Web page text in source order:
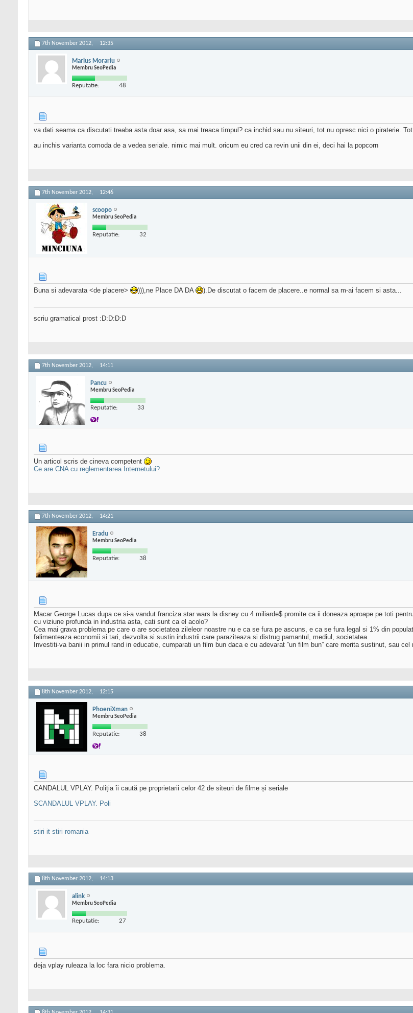
7th November 2012, 12:35
Marius Morariu
Membru SeoPedia
Reputatie: 48
va dati seama ca discutati treaba asta doar asa, sa mai treaca timpul? ca inchid sau nu siteuri, tot nu opresc nici o piraterie.
au inchis varianta comoda de a vedea seriale. nimic mai mult. oricum eu cred ca revin unii din ei, deci hai la popcorn
7th November 2012, 12:46
scoopo
Membru SeoPedia
Reputatie: 32
Buna si adevarata <de placere> ))),ne Place DA DA ).De discutat o facem de placere..e normal sa m-ai facem si asta...
scriu gramatical prost :D:D:D:D
7th November 2012, 14:11
Pancu
Membru SeoPedia
Reputatie: 33
Un articol scris de cineva competent
Ce are CNA cu reglementarea Internetului?
7th November 2012, 14:21
Eradu
Membru SeoPedia
Reputatie: 38
Macar George Lucas dupa ce si-a vandut franciza star wars la disney cu 4 miliarde$ promite ca ii doneaza aproape pe toti
cu viziune profunda in industria asta, cati sunt ca el acolo?
Cea mai grava problema pe care o are societatea zileleor noastre nu e ca se fura pe ascuns, e ca se fura legal si 1% din
falimenteaza economii si tari, dezvolta si sustin industrii care paraziteaza si distrug pamantul, mediul, societatea.
Investiti-va banii in primul rand in educatie, cumparati un film bun daca e cu adevarat ”un film bun” care merita sustinut, sau
8th November 2012, 12:15
PhoeniXman
Membru SeoPedia
Reputatie: 38
CANDALUL VPLAY. Poliția îi caută pe proprietarii celor 42 de siteuri de filme și seriale
SCANDALUL VPLAY. Poli
stiri it stiri romania
8th November 2012, 14:13
alink
Membru SeoPedia
Reputatie: 27
deja vplay ruleaza la loc fara nicio problema.